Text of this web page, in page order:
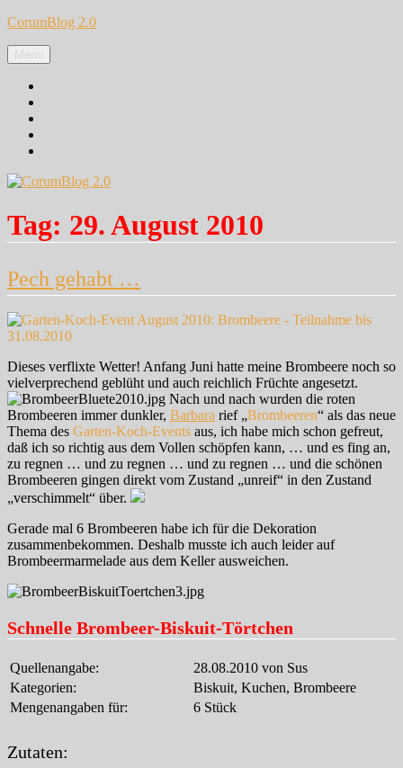
Zum
springen
CorumBlog 2.0
Menü
Tag: 29. August 2010
Pech gehabt …
Dieses verflixte Wetter! Anfang Juni hatte meine Brombeere noch so
vielverprechend geblüht und auch reichlich Früchte angesetzt.
Nach und nach wurden die roten
Brombeeren immer dunkler, Barbara rief „Brombeeren“ als das neue
Thema des Garten-Koch-Events aus, ich habe mich schon gefreut,
daß ich so richtig aus dem Vollen schöpfen kann, … und es fing an,
zu regnen … und zu regnen … und zu regnen … und die schönen
Brombeeren gingen direkt vom Zustand „unreif“ in den Zustand
„verschimmelt“ über.
Gerade mal 6 Brombeeren habe ich für die Dekoration
zusammenbekommen. Deshalb musste ich auch leider auf
Brombeermarmelade aus dem Keller ausweichen.
Schnelle Brombeer-Biskuit-Törtchen
Quellenangabe:
28.08.2010 von Sus
Kategorien:
Biskuit, Kuchen, Brombeere
Mengenangaben für:
6 Stück
Zutaten: